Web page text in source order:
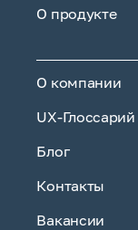
О продукте
О компании
UX-Глоссарий
Блог
Контакты
Вакансии